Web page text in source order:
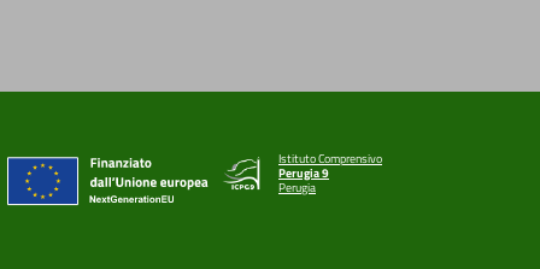
Istituto Comprensivo
Perugia 9
Perugia